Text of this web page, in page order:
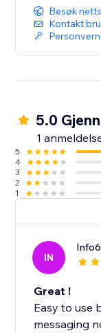
Besøk
Kontakt
5.0
1
5
4
3
2
1
IN
Great !
Easy to use
messaging